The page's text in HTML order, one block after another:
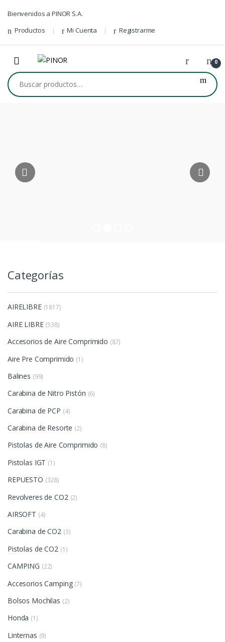
Bienvenidos a PINOR S.A.
Productos
Mi Cuenta Registrarme
0
Buscar por:
Categorías
AIRELIBRE (1817)
AIRE LIBRE (538)
Accesorios de Aire Comprimido (87)
Aire Pre Comprimido (1)
Balines (99)
Carabina de Nitro Pistón (6)
Carabina de PCP (4)
Carabina de Resorte (2)
Pistolas de Aire Comprimido (8)
Pistolas IGT (1)
REPUESTO (328)
Revolveres de CO2 (2)
AIRSOFT (4)
Carabina de CO2 (3)
Pistolas de CO2 (1)
CAMPING (22)
Accesorios Camping (7)
Bolsos Mochilas (2)
Honda (1)
Linternas (9)